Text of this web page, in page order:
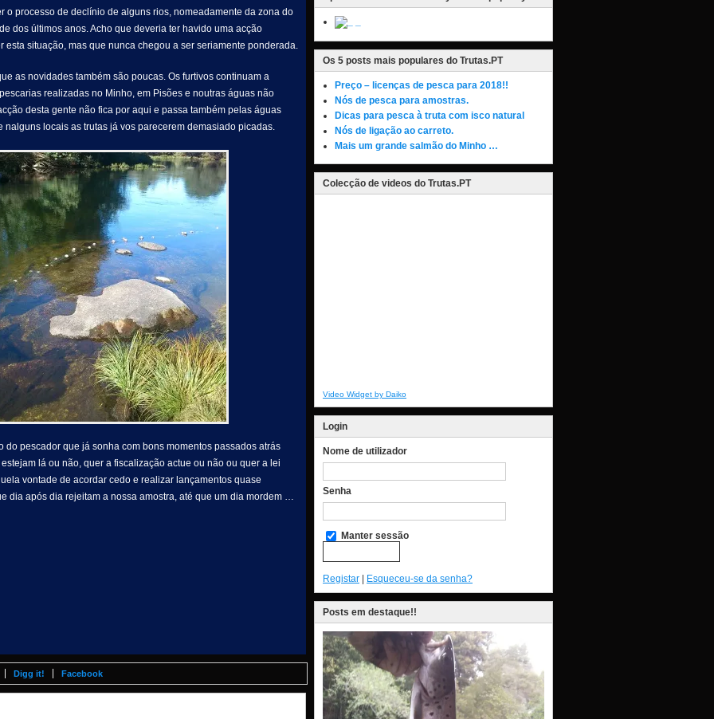
o processo de declínio de alguns rios, nomeadamente da zona do
dos últimos anos. Acho que deveria ter havido uma acção
situação, mas que nunca chegou a ser seriamente ponderada.
as novidades também são poucas. Os furtivos continuam a
realizadas no Minho, em Pisões e noutras águas não
desta gente não fica por aqui e passa também pelas águas
locais as trutas já vos parecerem demasiado picadas.
do pescador que já sonha com bons momentos passados atrás
lá ou não, quer a fiscalização actue ou não ou quer a lei
vontade de acordar cedo e realizar lançamentos quase
dia após dia rejeitam a nossa amostra, até que um dia mordem …
Digg it! Facebook
Os 5 posts mais populares do Trutas.PT
Preço – licenças de pesca para 2018!!
Nós de pesca para amostras.
Dicas para pesca à truta com isco natural
Nós de ligação ao carreto.
Mais um grande salmão do Minho …
Colecção de videos do Trutas.PT
Video Widget by Daiko
Login
Nome de utilizador
Senha
Manter sessão
Registar | Esqueceu-se da senha?
Posts em destaque!!